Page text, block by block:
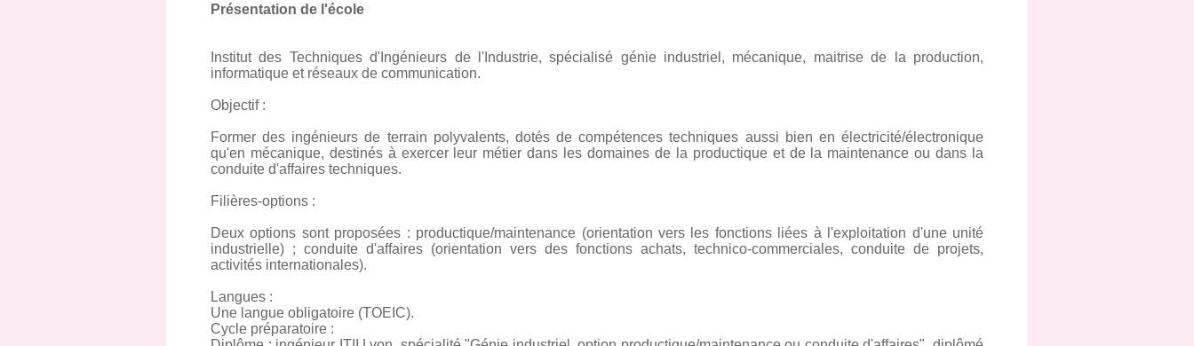
Présentation de l'école
Institut des Techniques d'Ingénieurs de l'Industrie, spécialisé génie industriel, mécanique, maitrise de la production,
informatique et réseaux de communication.
Objectif :
Former des ingénieurs de terrain polyvalents, dotés de compétences techniques aussi bien en électricité/électronique
qu'en mécanique, destinés à exercer leur métier dans les domaines de la productique et de la maintenance ou dans la
conduite d'affaires techniques.
Filières-options :
Deux options sont proposées : productique/maintenance (orientation vers les fonctions liées à l'exploitation d'une unité
industrielle) ; conduite d'affaires (orientation vers des fonctions achats, technico-commerciales, conduite de projets,
activités internationales).
Langues :
Une langue obligatoire (TOEIC).
Cycle préparatoire :